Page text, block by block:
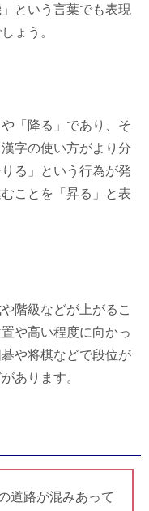
という言葉でも表現
ょう。
「降る」であり、そ
字の使い方がより分
る」という行為が発
ことを「昇る」と表
階級などが上がるこ
や高い程度に向かっ
や将棋などで段位が
あります。
道路が混みあって